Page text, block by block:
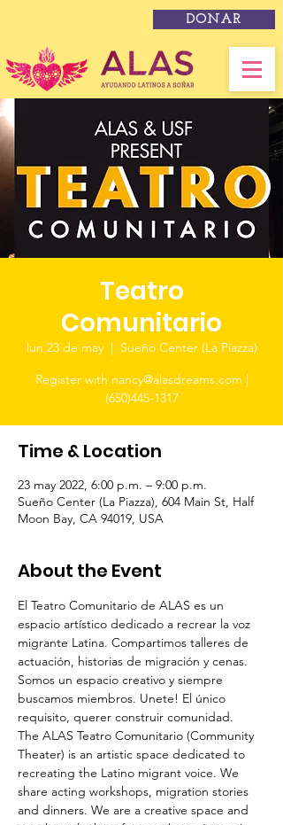
DONAR
Teatro
Comunitario
lun 23 de may
  |
Sueño Center (La Piazza)
Register with nancy@alasdreams.com |
(650)445-1317
Time & Location
23 may 2022, 6:00 p.m. – 9:00 p.m.
Sueño Center (La Piazza), 604 Main St, Half
Moon Bay, CA 94019, USA
About the Event
El Teatro Comunitario de ALAS es un
espacio artístico dedicado a recrear la voz
migrante Latina. Compartimos talleres de
actuación, historias de migración y cenas.
Somos un espacio creativo y siempre
buscamos miembros. Unete! El único
requisito, querer construir comunidad.
The ALAS Teatro Comunitario (Community
Theater) is an artistic space dedicated to
recreating the Latino migrant voice. We
share acting workshops, migration stories
and dinners. We are a creative space and